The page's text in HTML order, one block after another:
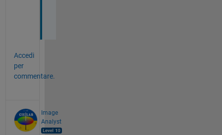
Accedi
per
commentare.
Image
Analyst